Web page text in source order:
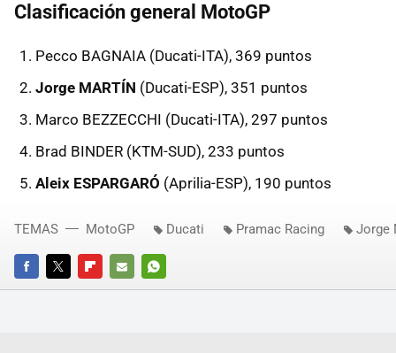
Clasificación general MotoGP
Pecco BAGNAIA (Ducati-ITA), 369 puntos
Jorge MARTÍN (Ducati-ESP), 351 puntos
Marco BEZZECCHI (Ducati-ITA), 297 puntos
Brad BINDER (KTM-SUD), 233 puntos
Aleix ESPARGARÓ (Aprilia-ESP), 190 puntos
FACEBOOKTWITTERFLIPBOARD
E-
WHATSAPP
TEMAS MotoGP Ducati Pramac Racing Jorge